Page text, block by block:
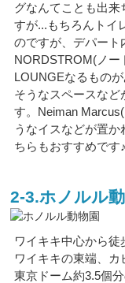
グなんてことも出
すが...もちろんトイ
のですが、デパート
NORDSTROM(ノー
LOUNGEなるもの
そうなスペースなど
す。Neiman
うなイスなどが置
ちらもおすすめです♪
2-3.ホノルル
ワイキキ中心から
ワイキキの東端、カ
東京ドーム約3.5個